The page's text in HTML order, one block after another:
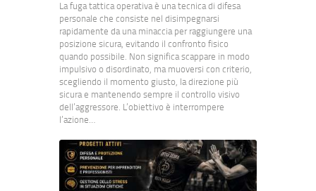
La fuga tattica operativa è una tecnica di difesa
personale che consiste nel disimpegnarsi
rapidamente da una minaccia per raggiungere una
posizione sicura, evitando il confronto fisico
quando possibile. Non significa scappare in modo
impulsivo o disordinato, ma muoversi con criterio,
scegliendo il momento giusto, la direzione più
sicura e mantenendo sempre il controllo visivo
dell’aggressore. L’obiettivo è interrompere
l’azione…